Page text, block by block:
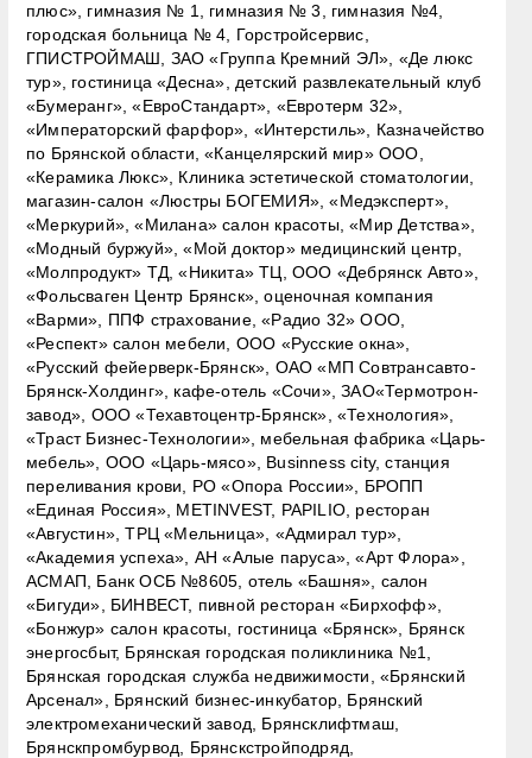
плюс», гимназия № 1, гимназия № 3, гимназия №4,
городская больница № 4, Горстройсервис,
ГПИСТРОЙМАШ, ЗАО «Группа Кремний ЭЛ», «Де люкс
тур», гостиница «Десна», детский развлекательный клуб
«Бумеранг», «ЕвроСтандарт», «Евротерм 32»,
«Императорский фарфор», «Интерстиль», Казначейство
по Брянской области, «Канцелярский мир» ООО,
«Керамика Люкс», Клиника эстетической стоматологии,
магазин-салон «Люстры БОГЕМИЯ», «Медэксперт»,
«Меркурий», «Милана» салон красоты, «Мир Детства»,
«Модный буржуй», «Мой доктор» медицинский центр,
«Молпродукт» ТД, «Никита» ТЦ, ООО «Дебрянск Авто»,
«Фольсваген Центр Брянск», оценочная компания
«Варми», ППФ страхование, «Радио 32» ООО,
«Респект» салон мебели, ООО «Русские окна»,
«Русский фейерверк-Брянск», ОАО «МП Совтрансавто-
Брянск-Холдинг», кафе-отель «Сочи», ЗАО«Термотрон-
завод», ООО «Техавтоцентр-Брянск», «Технология»,
«Траст Бизнес-Технологии», мебельная фабрика «Царь-
мебель», ООО «Царь-мясо», Businness city, станция
переливания крови, РО «Опора России», БРОПП
«Единая Россия», METINVEST, PAPILIO, ресторан
«Августин», ТРЦ «Мельница», «Адмирал тур»,
«Академия успеха», АН «Алые паруса», «Арт Флора»,
АСМАП, Банк ОСБ №8605, отель «Башня», салон
«Бигуди», БИНВЕСТ, пивной ресторан «Бирхофф»,
«Бонжур» салон красоты, гостиница «Брянск», Брянск
энергосбыт, Брянская городская поликлиника №1,
Брянская городская служба недвижимости, «Брянский
Арсенал», Брянский бизнес-инкубатор, Брянский
электромеханический завод, Брянсклифтмаш,
Брянскпромбурвод, Брянскстройподряд,